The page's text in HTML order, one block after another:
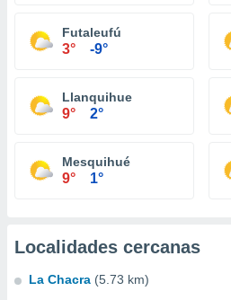
Futaleufú
3° -9°
Llanquihue
9° 2°
Mesquihué
9° 1°
Localidades cercanas
La Chacra (5.73 km)